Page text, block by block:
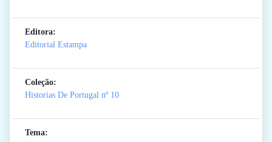
Editora:
Editorial Estampa
Coleção:
Historias De Portugal nº 10
Tema: